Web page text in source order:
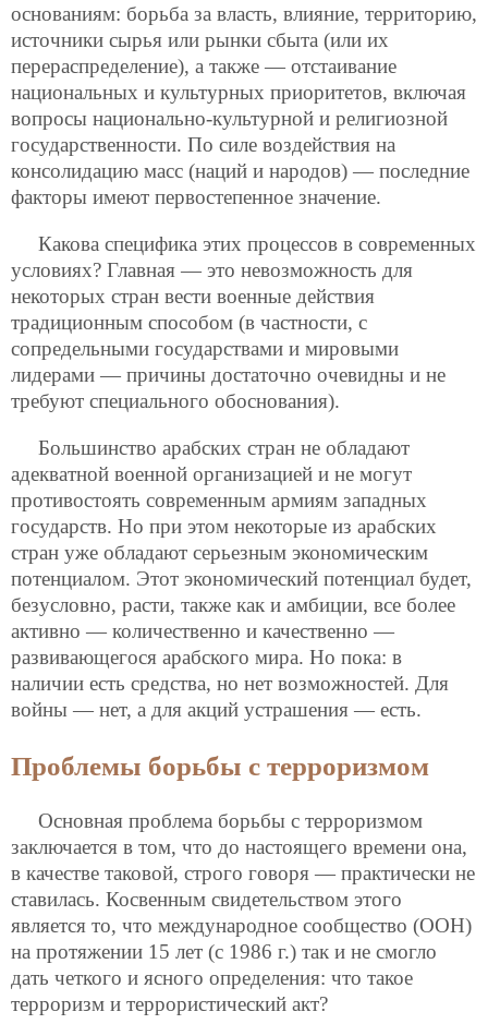
основаниям: борьба за власть, влияние, территорию,
источники сырья или рынки сбыта (или их
перераспределение), а также — отстаивание
национальных и культурных приоритетов, включая
вопросы национально-культурной и религиозной
государственности. По силе воздействия на
консолидацию масс (наций и народов) — последние
факторы имеют первостепенное значение.
Какова специфика этих процессов в современных
условиях? Главная — это невозможность для
некоторых стран вести военные действия
традиционным способом (в частности, с
сопредельными государствами и мировыми
лидерами — причины достаточно очевидны и не
требуют специального обоснования).
Большинство арабских стран не обладают
адекватной военной организацией и не могут
противостоять современным армиям западных
государств. Но при этом некоторые из арабских
стран уже обладают серьезным экономическим
потенциалом. Этот экономический потенциал будет,
безусловно, расти, также как и амбиции, все более
активно — количественно и качественно —
развивающегося арабского мира. Но пока: в
наличии есть средства, но нет возможностей. Для
войны — нет, а для акций устрашения — есть.
Проблемы борьбы с терроризмом
Основная проблема борьбы с терроризмом
заключается в том, что до настоящего времени она,
в качестве таковой, строго говоря — практически не
ставилась. Косвенным свидетельством этого
является то, что международное сообщество (ООН)
на протяжении 15 лет (с 1986 г.) так и не смогло
дать четкого и ясного определения: что такое
терроризм и террористический акт?